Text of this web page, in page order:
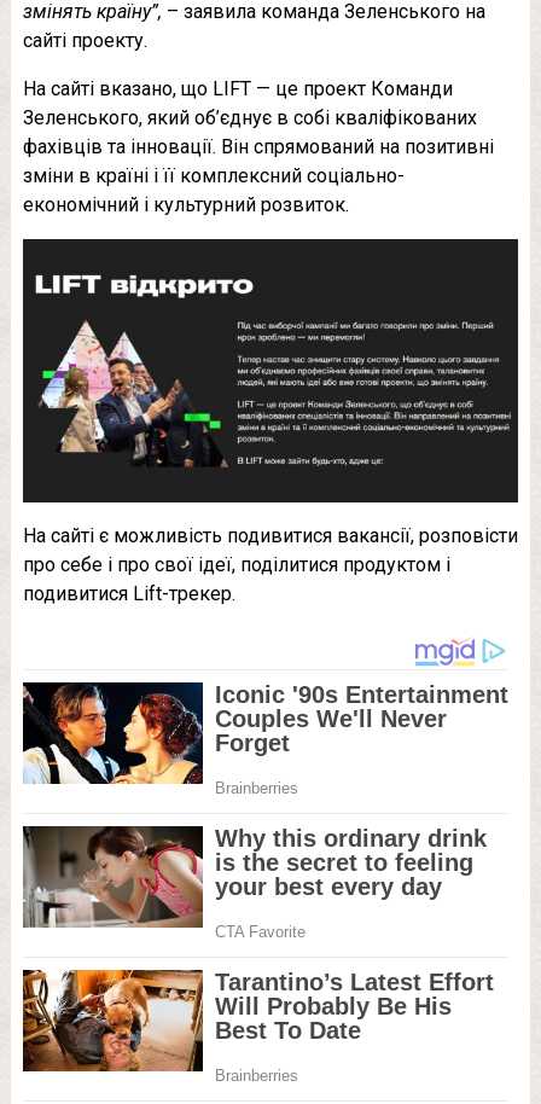
змінять країну”, – заявила команда Зеленського на
сайті проекту.
На сайті вказано, що LIFT — це проект Команди
Зеленського, який об’єднує в собі кваліфікованих
фахівців та інновації. Він спрямований на позитивні
зміни в країні і її комплексний соціально-
економічний і культурний розвиток.
На сайті є можливість подивитися вакансії, розповісти
про себе і про свої ідеї, поділитися продуктом і
подивитися Lift-трекер.